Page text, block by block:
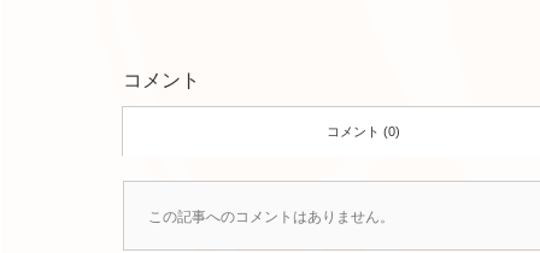
コメント
コメント (0)
この記事へのコメントはありません。